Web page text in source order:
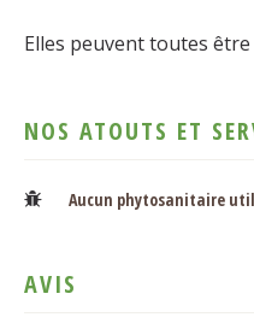
Elles peuvent toutes
NOS ATOUTS ET
Aucun phytosanitaire
AVIS